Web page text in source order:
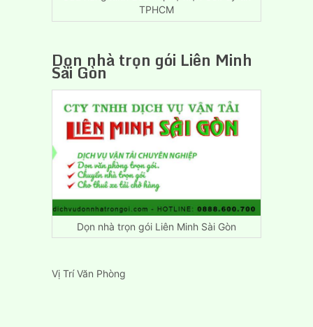
TPHCM
Dọn nhà trọn gói Liên Minh
Sài Gòn
Dọn nhà trọn gói Liên Minh Sài Gòn
Vị Trí Văn Phòng